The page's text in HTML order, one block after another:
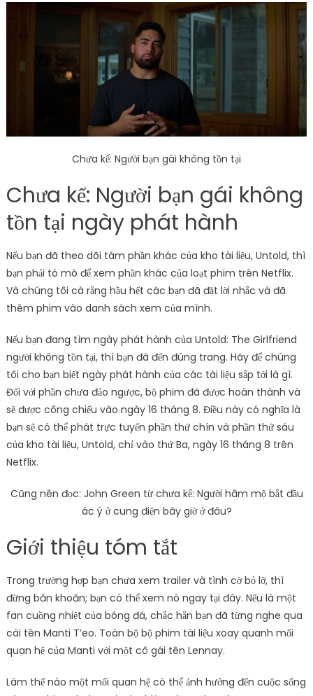
Chưa kể: Người bạn gái không tồn tại
Chưa kể: Người bạn gái không
tồn tại ngày phát hành
Nếu bạn đã theo dõi tám phần khác của kho tài liệu, Untold, thì
bạn phải tò mò để xem phần khác của loạt phim trên Netflix.
Và chúng tôi cá rằng hầu hết các bạn đã đặt lời nhắc và đã
thêm phim vào danh sách xem của mình.
Nếu bạn đang tìm ngày phát hành của Untold: The Girlfriend
người không tồn tại, thì bạn đã đến đúng trang. Hãy để chúng
tôi cho bạn biết ngày phát hành của các tài liệu sắp tới là gì.
Đối với phần chưa đảo ngược, bộ phim đã được hoàn thành và
sẽ được công chiếu vào ngày 16 tháng 8. Điều này có nghĩa là
bạn sẽ có thể phát trực tuyến phần thứ chín và phần thứ sáu
của kho tài liệu, Untold, chỉ vào thứ Ba, ngày 16 tháng 8 trên
Netflix.
Cũng nên đọc: John Green từ chưa kể: Người hâm mộ bắt đầu
ác ý ở cung điện bây giờ ở đâu?
Giới thiệu tóm tắt
Trong trường hợp bạn chưa xem trailer và tình cờ bỏ lỡ, thì
đừng băn khoăn; bạn có thể xem nó ngay tại đây. Nếu là một
fan cuồng nhiệt của bóng đá, chắc hẳn bạn đã từng nghe qua
cái tên Manti T’eo. Toàn bộ bộ phim tài liệu xoay quanh mối
quan hệ của Manti với một cô gái tên Lennay.
Làm thế nào một mối quan hệ có thể ảnh hưởng đến cuộc sống